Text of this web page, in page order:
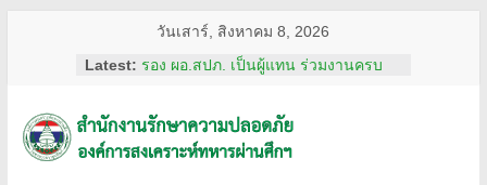
วันเสาร์, สิงหาคม 8, 2026
Latest: รอง ผอ.สปภ. เป็นผู้แทน ร่วมงานครบ
ผอ.สปภ. เดินทางตรวจเยี่ยมเจ้าหน้าที่
รปภ. ณ ศูนย์การแพทย์ปัญญานันทภิกขุ
สำนักงาน